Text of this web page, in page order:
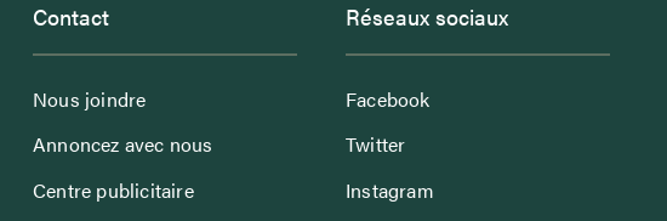
Contact
Nous joindre
Annoncez avec nous
Centre publicitaire
Réseaux sociaux
Facebook
Twitter
Instagram